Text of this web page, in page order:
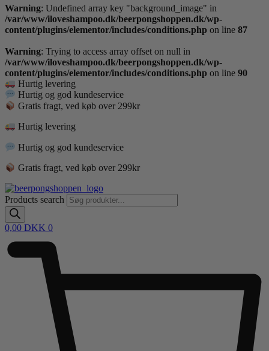
Warning: Undefined array key "background_image" in
/var/www/iloveshampoo.dk/beerpongshoppen.dk/wp-
content/plugins/elementor/includes/conditions.php on line 87
Warning: Trying to access array offset on null in
/var/www/iloveshampoo.dk/beerpongshoppen.dk/wp-
content/plugins/elementor/includes/conditions.php on line 90
Hurtig levering
Hurtig og god kundeservice
Gratis fragt, ved køb over 299kr
Hurtig levering
Hurtig og god kundeservice
Gratis fragt, ved køb over 299kr
Products search
0,00 DKK 0